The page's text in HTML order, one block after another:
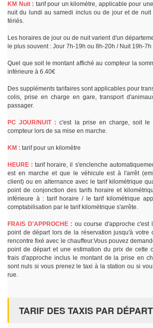
KM Nuit : tarif pour un kilomètre, applicable pour
nuit du lundi au samedi inclus ou de jour et de nuit
fériés.
Les horaires de jour ou de nuit varient d'un
le plus souvent : Jour 7h-19h ou 8h-20h / Nuit 19h-
Quel que soit le montant affiché au compteur la
inférieure à 6.40€
Des suppléments tarifaires sont applicables pour
colis, prise en charge en gare, transport
passager.
PC JOUR/NUIT : c'est la prise en charge, soit le
compteur lors de sa mise en marche.
KM : tarif pour un kilomètre
HEURE : tarif horaire, il s'enclenche
est en marche et que le véhicule est à l'arrêt
client) ou en alternance avec le tarif kilométrique
point de conjonction des tarifs horaire et
inférieure à : tarif horaire / le tarif kilométrique
comptabilisation par le tarif kilométrique s'arrête.
FRAIS D'APPROCHE : ou course d'approche c'est
point de départ lors de la réservation jusqu'à votre
rencontre fixé avec le chauffeur.Vous pouvez
point de départ et une estimation du prix de cette
frais d'approche inclus le montant de la prise en
sont nuls si vous prenez le taxi à la station ou si
rue.
TARIF DES TAXIS PAR